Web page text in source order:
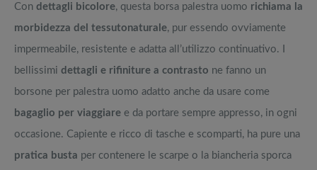
Con dettagli bicolore, questa borsa palestra uomo richiama la
morbidezza del tessutonaturale, pur essendo ovviamente
impermeabile, resistente e adatta all’utilizzo continuativo. I
bellissimi dettagli e rifiniture a contrasto ne fanno un
borsone per palestra uomo adatto anche da usare come
bagaglio per viaggiare e da portare sempre appresso, in ogni
occasione. Capiente e ricco di tasche e scomparti, ha pure una
pratica busta per contenere le scarpe o la biancheria sporca